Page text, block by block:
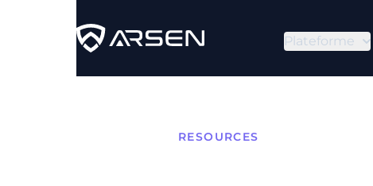
Plateforme
RESOURCES